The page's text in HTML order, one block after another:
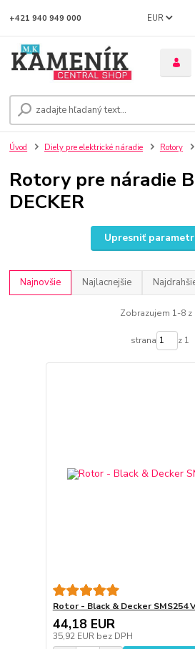
EUR
+421 940 949 000
Úvod Diely pre elektrické náradie Rotory
Rotory pre náradie
DECKER
Upresniť
Najnovšie Najlacnejšie
Zobrazujem 1-8 z
strana z 1
Rotor - Black & Decker SMS254
44,18 EUR
35,92 EUR bez DPH